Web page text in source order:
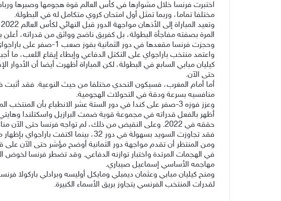
اختبرت فرنسا خلال مشوارها في كأس العالم قوة هجومها وصبرها
مختلفا تماما، وربما تمثل أول امتحان كروي متكامل له في البطولة.
المرة بصفته مفاجأة البطولة، ‌بل كفريق ناضج ‌وواثق من قدراته،
وحجزت فرنسا مقعدها ⁠في دور الثمانية بفوز صعب 1-صفر على باراجواي، في مباراة احتاجت فيها إلى الصبر والشخصية أكثر من اللمحات الفنية.
واعتمد منتخب باراجواي على التكتل الدفاعي وإبطاء إيقاع اللعب،
كيليان مبابي السابع في البطولة، لكن المباراة أظهرت أيضا أن
حتى الآن.
أما أمام المغرب، ‌فسيكون التحدي مختلفا من حيث النوعية. فقد
منافسيه بسرعة ودقة ‌في التحولات الهجومية.
وعزز فوزه 3-صفر على كندا في دور الستة عشر الانطباع بأن
أظهر بالفعل قدراته في مجموعة قوية ضمت البرازيل واسكتلندا
حققه في ⁠2022. وعلى النقيض ⁠من ذلك، لم تواجه فرنسا حتى الآن منافسا يجمع بين الجودة الفنية والقوة البدنية والثقة بالنفس بالشكل الذي يتميز به المنتخب المغربي.
فقد تجاوزت السويد بسهولة في دور 32، بينما اكتفت باراجواي بإظهار مقاومة دفاعية من دون أن تشكل التهديد الهجومي المنتظر من المغرب.
ومن المنتظر أن تقدم مواجهة دور الثمانية أوضح مؤشر حتى الآن على
في الهجمات المرتدة واختبار توازنه الدفاعي. وقد تضطر فرنسا
مهاجمه الأساسي إسماعيل صيباري.
ومنح كيليان مبابي وعثمان ديمبلي ومايكل أوليسه وبرادلي باركولا
لقدرات المنتخب الفرنسي يتجاوز بريق الأسماء الكبيرة.